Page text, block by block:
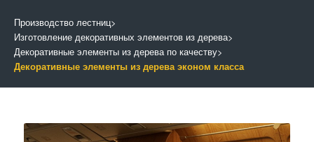
Производство лестниц>
Изготовление декоративных элементов из дерева>
Декоративные элементы из дерева по качеству>
Декоративные элементы из дерева эконом класса